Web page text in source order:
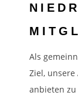
Als
Ziel,
anbieten